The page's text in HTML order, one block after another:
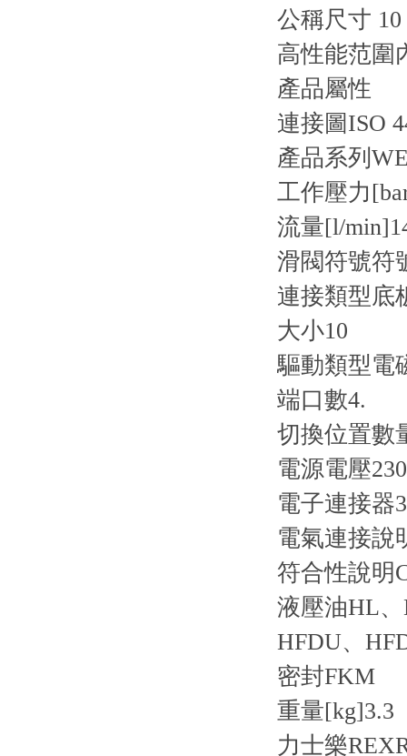
公稱尺寸
高性能范圍
產品屬性
連接圖ISO
產品系列
工作壓力
流量[l/min]
滑閥符號符
連接類型底
大小10
驅動類型電
端口數4.
切換位置數
電源電壓
電子連接器
電氣連接說
符合性說明
液壓油HL、
HFDU、
密封FKM
重量[kg]3.3
力士樂